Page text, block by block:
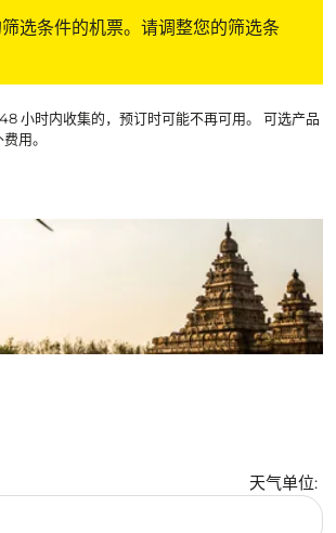
选条件的机票。请调整您的筛选条
小时内收集的，预订时可能不再可用。 可选产品
用。
天气单位:
摄氏度 Selected